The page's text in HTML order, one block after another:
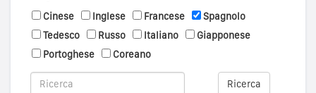
Cinese
Inglese Francese
Spagnolo
Tedesco
Russo Italiano
Giapponese
Portoghese
Coreano
Ricerca